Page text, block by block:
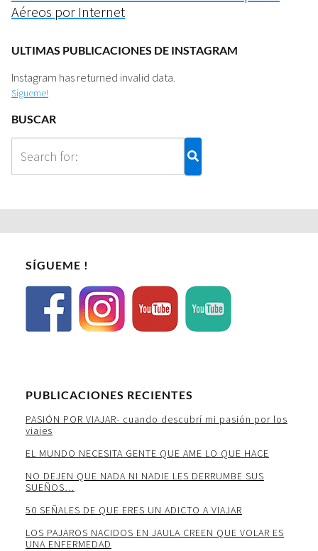
Aéreos por Internet
ULTIMAS PUBLICACIONES DE INSTAGRAM
Instagram has returned invalid data.
Sígueme!
BUSCAR
SÍGUEME !
PUBLICACIONES RECIENTES
PASIÓN POR VIAJAR- cuando descubrí mi pasión por los
viajes
EL MUNDO NECESITA GENTE QUE AME LO QUE HACE
NO DEJEN QUE NADA NI NADIE LES DERRUMBE SUS
SUEÑOS…
50 SEÑALES DE QUE ERES UN ADICTO A VIAJAR
LOS PAJAROS NACIDOS EN JAULA CREEN QUE VOLAR ES
UNA ENFERMEDAD